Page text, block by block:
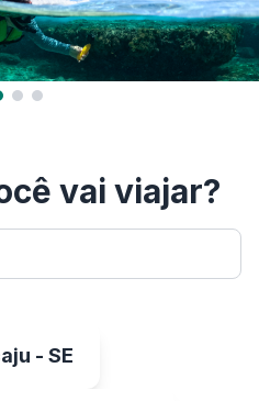
vai viajar?
- SE